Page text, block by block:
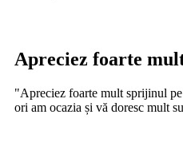
Apreciez foarte
"Apreciez foarte mult sprijinul
ori am ocazia și vă doresc mult